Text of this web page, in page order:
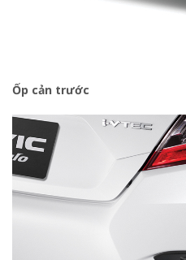
Ốp cản trước